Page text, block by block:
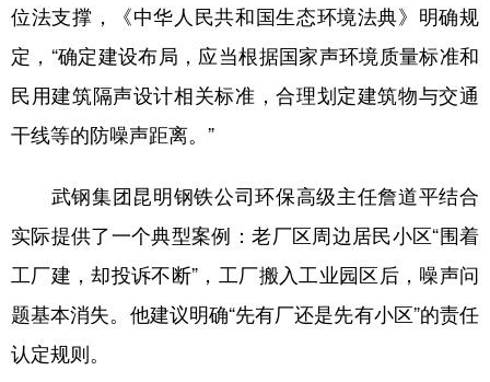
位法支撑，《中华人民共和国生态环境法典》明确规
定，“确定建设布局，应当根据国家声环境质量标准和
民用建筑隔声设计相关标准，合理划定建筑物与交通
干线等的防噪声距离。”
武钢集团昆明钢铁公司环保高级主任詹道平结合
实际提供了一个典型案例：老厂区周边居民小区“围着
工厂建，却投诉不断”，工厂搬入工业园区后，噪声问
题基本消失。他建议明确“先有厂还是先有小区”的责任
认定规则。